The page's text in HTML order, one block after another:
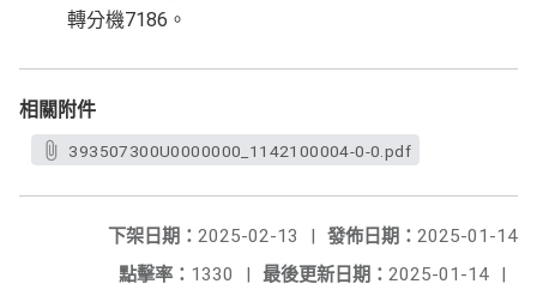
轉分機7186。
相關附件
393507300U0000000_1142100004-0-0.pdf
發佈日期： 2025-01-14
下架日期： 2025-02-13
|
最後更新日期： 2025-01-14 |
點擊率： 1330 |